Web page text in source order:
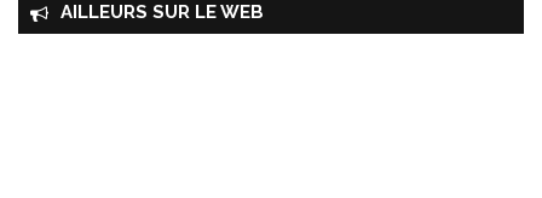
AILLEURS SUR LE WEB